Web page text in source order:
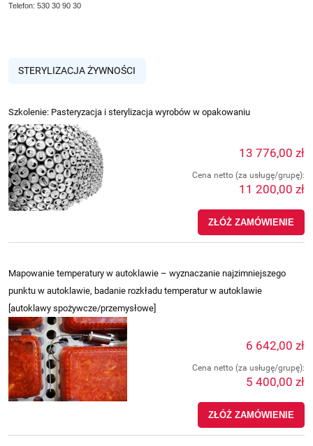
Telefon: 530 30 90 30
STERYLIZACJA ŻYWNOŚCI
Szkolenie: Pasteryzacja i sterylizacja wyrobów w opakowaniu
13 776,00 zł
Cena netto (za usługę/grupę):
11 200,00 zł
ZŁÓŻ ZAMÓWIENIE
Mapowanie temperatury w autoklawie – wyznaczanie najzimniejszego
punktu w autoklawie, badanie rozkładu temperatur w autoklawie
[autoklawy spożywcze/przemysłowe]
6 642,00 zł
Cena netto (za usługę/grupę):
5 400,00 zł
ZŁÓŻ ZAMÓWIENIE